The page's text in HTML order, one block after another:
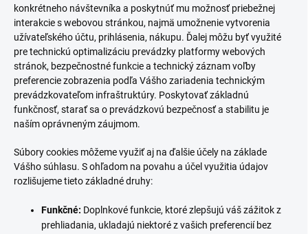
konkrétneho návštevníka a poskytnúť mu možnosť priebežnej
interakcie s webovou stránkou, najmä umožnenie vytvorenia
užívateľského účtu, prihlásenia, nákupu. Ďalej môžu byť využité
pre technickú optimalizáciu prevádzky platformy webových
stránok, bezpečnostné funkcie a technický záznam voľby
preferencie zobrazenia podľa Vášho zariadenia technickým
prevádzkovateľom infraštruktúry. Poskytovať základnú
funkčnosť, starať sa o prevádzkovú bezpečnosť a stabilitu je
naším oprávneným záujmom.
Súbory cookies môžeme využiť aj na ďalšie účely na základe
Vášho súhlasu. S ohľadom na povahu a účel využitia údajov
rozlišujeme tieto základné druhy:
Funkčné: Doplnkové funkcie, ktoré zlepšujú váš zážitok z
prehliadania, ukladajú niektoré z vašich preferencií bez